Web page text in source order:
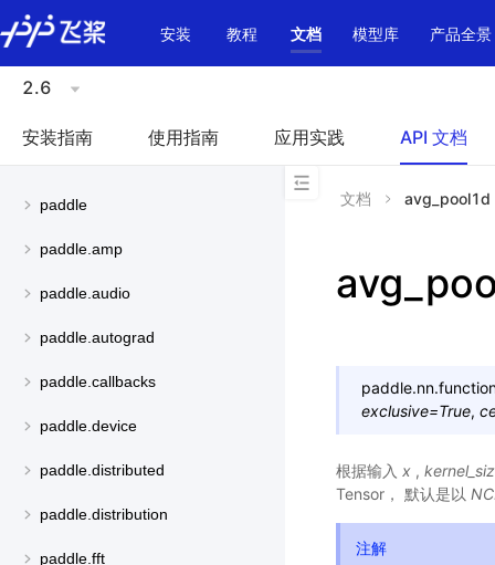
\u200E
安装
教程 文档 模型库 产品全景
2.6
安装指南 使用指南 应用实践 API 文档
paddle
paddle.amp
paddle.audio
paddle.autograd
paddle.callbacks
paddle.device
paddle.distributed
paddle.distribution
paddle.fft
文档 avg_pool1d
exclusive=True,
根据输入 x ,
Tensor， 默认是以
注解